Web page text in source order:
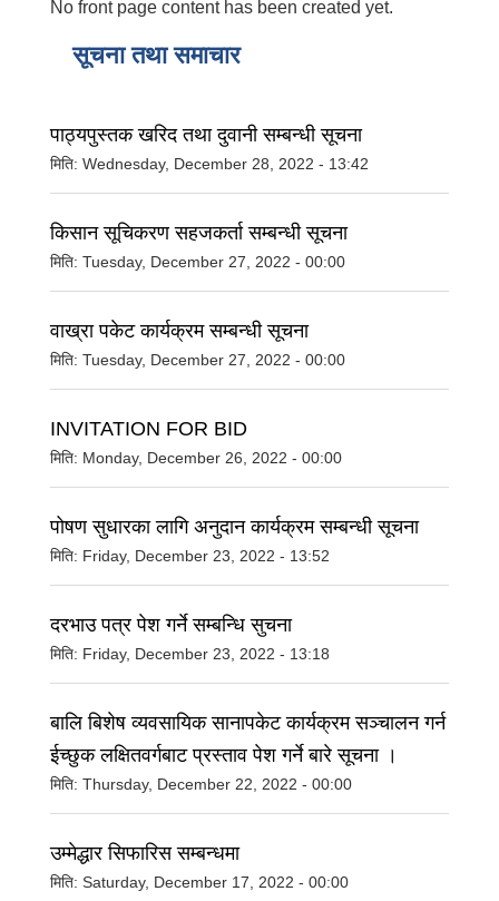
No front page content has been created yet.
सूचना तथा समाचार
पाठ्यपुस्तक खरिद तथा दुवानी सम्बन्धी सूचना
मिति: Wednesday, December 28, 2022 - 13:42
किसान सूचिकरण सहजकर्ता सम्बन्धी सूचना
मिति: Tuesday, December 27, 2022 - 00:00
वाख्रा पकेट कार्यक्रम सम्बन्धी सूचना
मिति: Tuesday, December 27, 2022 - 00:00
INVITATION FOR BID
मिति: Monday, December 26, 2022 - 00:00
पोषण सुधारका लागि अनुदान कार्यक्रम सम्बन्धी सूचना
मिति: Friday, December 23, 2022 - 13:52
दरभाउ पत्र पेश गर्ने सम्बन्धि सुचना
मिति: Friday, December 23, 2022 - 13:18
बालि बिशेष व्यवसायिक सानापकेट कार्यक्रम सञ्चालन गर्न
ईच्छुक लक्षितवर्गबाट प्रस्ताव पेश गर्ने बारे सूचना ।
मिति: Thursday, December 22, 2022 - 00:00
उम्मेद्धार सिफारिस सम्बन्धमा
मिति: Saturday, December 17, 2022 - 00:00